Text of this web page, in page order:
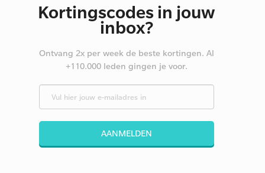
Kortingscodes in jouw
inbox?
Ontvang 2x per week de beste kortingen. Al
+110.000 leden gingen je voor.
AANMELDEN